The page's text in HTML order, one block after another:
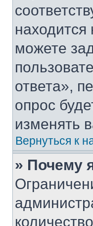
находится
можете
ответа»,
опрос
изменять
Вернуться к
» Почему